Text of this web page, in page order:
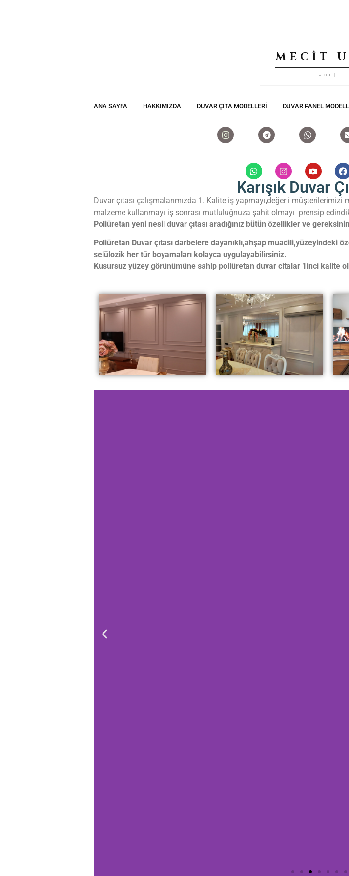
MECİT
POLİÜRE
ANA SAYFA HAKKIMIZDA DUVAR ÇITA MODELLERI DUVAR PANEL
Karışık Duvar
Duvar çıtası çalışmalarımızda 1. Kalite iş yapmayı,değerli
malzeme kullanmayı iş sonrası mutluluğnuza şahit olmayı prensip
Poliüretan yeni nesil duvar çıtası aradığınız bütün özellikler ve
Poliüretan Duvar çıtası darbelere dayanıklı,ahşap muadili,yüzeyindeki
selülozik her tür boyamaları kolayca uygulayabilirsiniz.
Kusursuz yüzey görünümüne sahip poliüretan duvar citalar 1inci kalite